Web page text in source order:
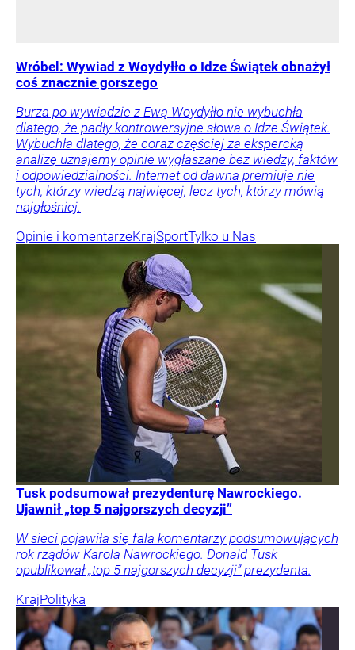
Wróbel: Wywiad z Woydyłło o Idze Świątek obnażył
coś znacznie gorszego
Burza po wywiadzie z Ewą Woydyłło nie wybuchła
dlatego, że padły kontrowersyjne słowa o Idze Świątek.
Wybuchła dlatego, że coraz częściej za ekspercką
analizę uznajemy opinie wygłaszane bez wiedzy, faktów
i odpowiedzialności. Internet od dawna premiuje nie
tych, którzy wiedzą najwięcej, lecz tych, którzy mówią
najgłośniej.
Opinie i komentarzeKrajSportTylko u Nas
Tusk podsumował prezydenturę Nawrockiego.
Ujawnił „top 5 najgorszych decyzji”
W sieci pojawiła się fala komentarzy podsumowujących
rok rządów Karola Nawrockiego. Donald Tusk
opublikował „top 5 najgorszych decyzji” prezydenta.
KrajPolityka